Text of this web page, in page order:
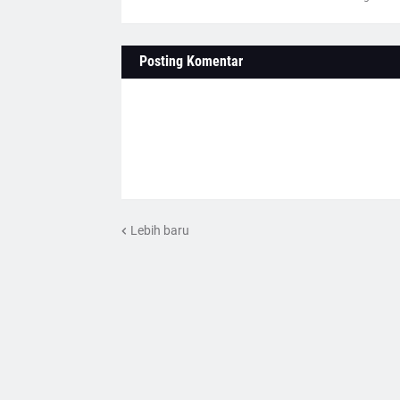
Posting Komentar
Lebih baru